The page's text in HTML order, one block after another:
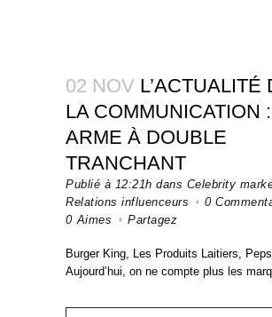
02 NOV L’ACTUALITÉ
LA COMMUNICATION
ARME À DOUBLE
TRANCHANT
Publié à 12:21h dans Celebrity
Relations influenceurs
0
0 Aimes Partagez
Burger King, Les Produits Laitiers,
Aujourd’hui, on ne compte plus les